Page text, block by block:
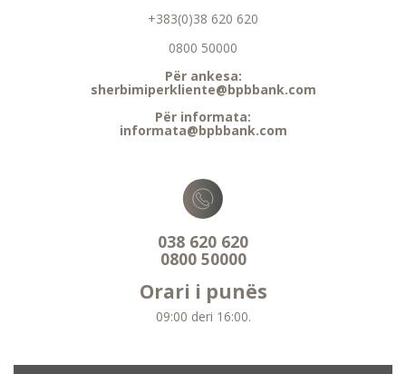
+383(0)38 620 620
0800 50000
Për ankesa:
sherbimiperkliente@bpbbank.com
Për informata:
informata@bpbbank.com
038 620 620
0800 50000
Orari i punës
09:00 deri 16:00.